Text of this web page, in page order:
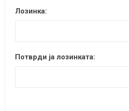
Лозинка:
Потврди ја лозинката: